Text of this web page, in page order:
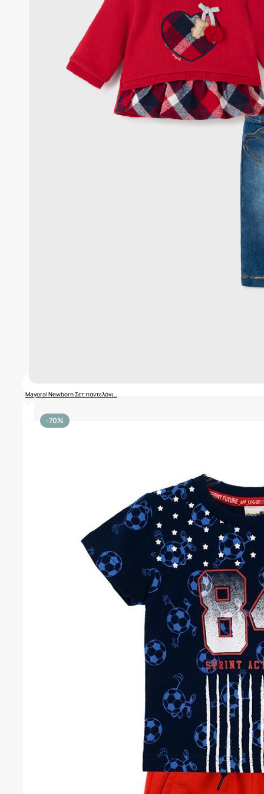
Mayoral Newborn Σετ παντελόνι..
-70%